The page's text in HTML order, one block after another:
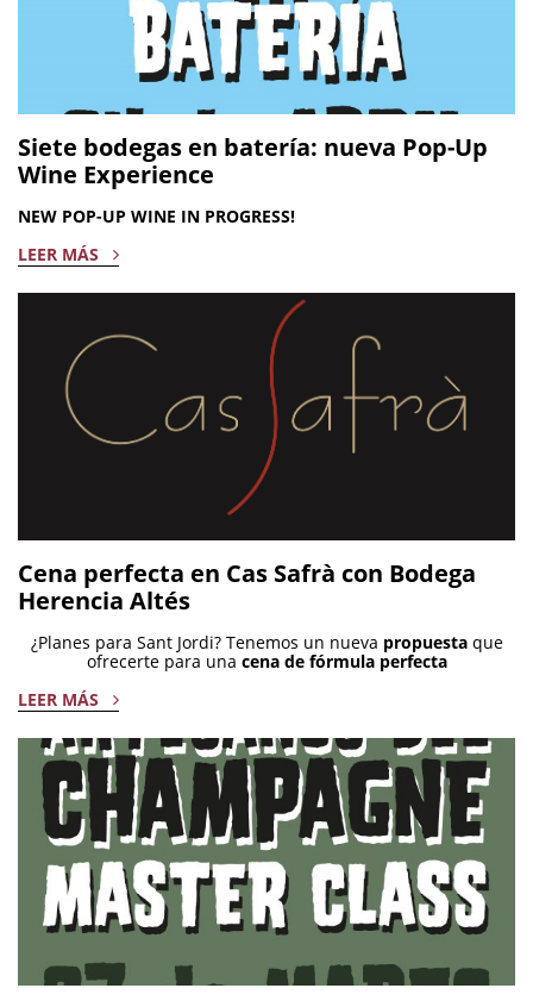
Siete bodegas en batería: nueva Pop-Up
Wine Experience
NEW POP-UP WINE IN PROGRESS!
LEER MÁS
Cena perfecta en Cas Safrà con Bodega
Herencia Altés
¿Planes para Sant Jordi? Tenemos un nueva propuesta que
ofrecerte para una cena de fórmula perfecta
LEER MÁS